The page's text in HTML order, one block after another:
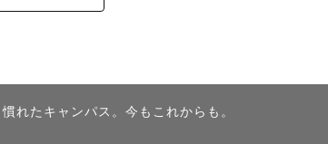
慣れたキャンパス。今もこれからも。